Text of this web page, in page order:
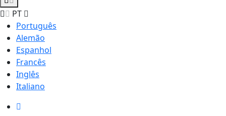
PT
Português
Alemão
Espanhol
Francês
Inglês
Italiano